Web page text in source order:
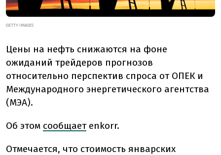
GETTY IMAGES
Цены на нефть снижаются на фоне
ожиданий трейдеров прогнозов
относительно перспектив спроса от ОПЕК и
Международного энергетического агентства
(МЭА).
Об этом сообщаетenkorr.
Отмечается, что стоимость январских